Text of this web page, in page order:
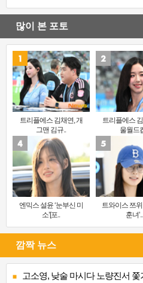
많이 본 포토
트리플에스 김채연, 개
그맨 김규..
트리플에스
울월드
엔믹스 설윤 ‘눈부신 미
소’[포..
트와이스 쯔위
훈녀’..
깜짝 뉴스
고소영, 낮술 마시다 노량진서 쫓